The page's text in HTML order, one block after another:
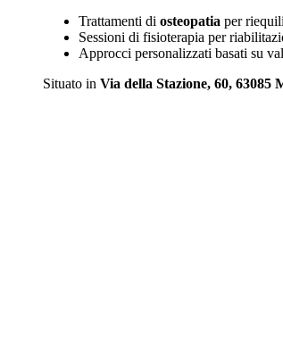
Trattamenti di osteopatia per
Sessioni di fisioterapia per
Approcci personalizzati basati su
Situato in Via della Stazione, 60, 63085